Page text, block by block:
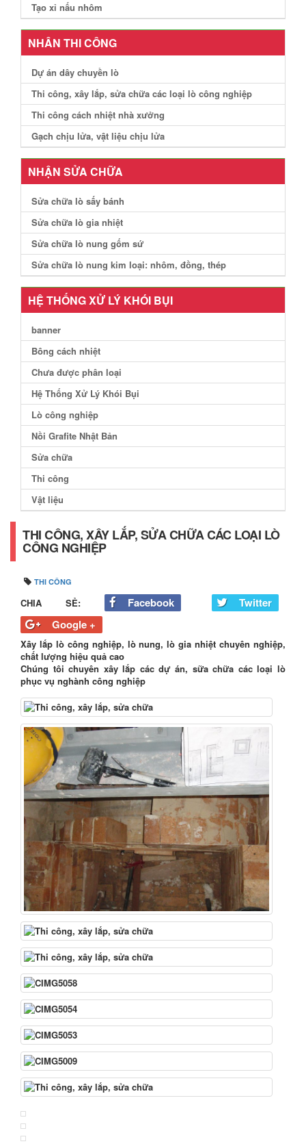
Tạo xỉ nấu nhôm
NHÂN THI CÔNG
Dự án dây chuyền lò
Thi công, xây lắp, sửa chữa các loại lò công nghiệp
Thi công cách nhiệt nhà xưởng
Gạch chịu lửa, vật liệu chịu lửa
NHẬN SỬA CHỮA
Sửa chữa lò sấy bánh
Sửa chữa lò gia nhiệt
Sửa chữa lò nung gốm sứ
Sửa chữa lò nung kim loại: nhôm, đồng, thép
HỆ THỐNG XỬ LÝ KHÓI BỤI
banner
Bông cách nhiệt
Chưa được phân loại
Hệ Thống Xử Lý Khói Bụi
Lò công nghiệp
Nồi Grafite Nhật Bản
Sửa chữa
Thi công
Vật liệu
THI CÔNG, XÂY LẮP, SỬA CHỮA CÁC LOẠI LÒ
CÔNG NGHIỆP
THI CÔNG
CHIA SẺ: Facebook
Twitter
Google +
Xây lắp lò công nghiệp, lò nung, lò gia nhiệt chuyên nghiệp,
chất lượng hiệu quả cao
Chúng tôi chuyên xây lắp các dự án, sữa chữa các loại lò
phục vụ nghành công nghiệp